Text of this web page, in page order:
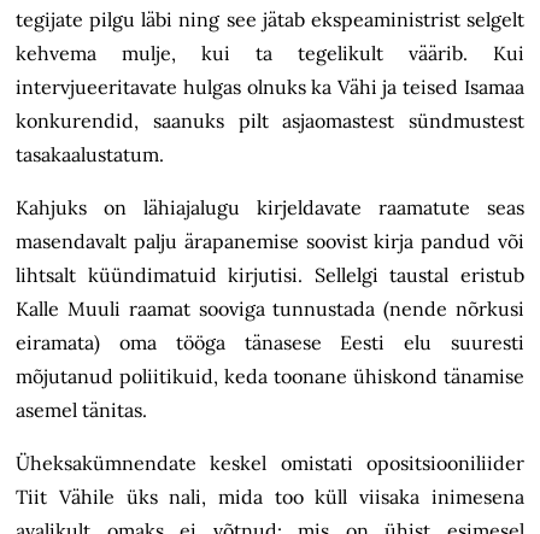
tegijate pilgu läbi ning see jätab ekspeaministrist selgelt
kehvema mulje, kui ta tegelikult väärib. Kui
intervjueeritavate hulgas olnuks ka Vähi ja teised Isamaa
konkurendid, saanuks pilt asjaomastest sündmustest
tasakaalustatum.
Kahjuks on lähiajalugu kirjeldavate raamatute seas
masendavalt palju ärapanemise soovist kirja pandud või
lihtsalt küündimatuid kirjutisi. Sellelgi taustal eristub
Kalle Muuli raamat sooviga tunnustada (nende nõrkusi
eiramata) oma tööga tänasese Eesti elu suuresti
mõjutanud poliitikuid, keda toonane ühiskond tänamise
asemel tänitas.
Üheksakümnendate keskel omistati opositsiooniliider
Tiit Vähile üks nali, mida too küll viisaka inimesena